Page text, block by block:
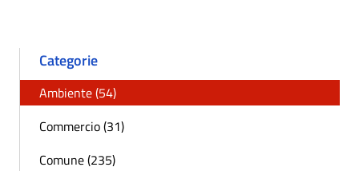
Categorie
Ambiente (54)
Commercio (31)
Comune (235)